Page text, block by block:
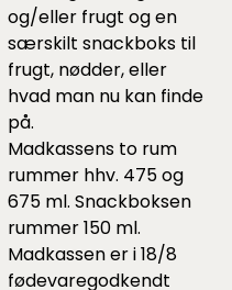
og/eller frugt og en
særskilt snackboks til
frugt, nødder, eller
hvad man nu kan finde
på.
Madkassens to rum
rummer hhv. 475 og
675 ml. Snackboksen
rummer 150 ml.
Madkassen er i 18/8
fødevaregodkendt